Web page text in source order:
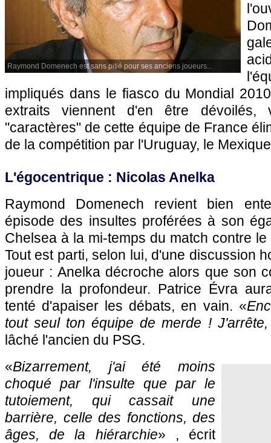
Raymond Domenech est sans pitié pour ses anciens joueurs...
impliqués dans le fiasco du Mondial
extraits viennent d'en être dévoilés,
"caractères" de cette équipe de France
de la compétition par l'Uruguay, le
L'égocentrique : Nicolas Anelka
Raymond Domenech revient bien
épisode des insultes proférées à son
Chelsea à la mi-temps du match contre
Tout est parti, selon lui, d'une discussion
joueur : Anelka décroche alors que son
prendre la profondeur. Patrice Évra
tenté d'apaiser les débats, en vain. «
tout seul ton équipe de merde ! J'arrête,
lâché l'ancien du PSG.
«Bizarrement, j'ai été moins
choqué par l'insulte que par le
tutoiement, qui cassait une
barrière, celle des fonctions, des
âges, de la hiérarchie» , écrit